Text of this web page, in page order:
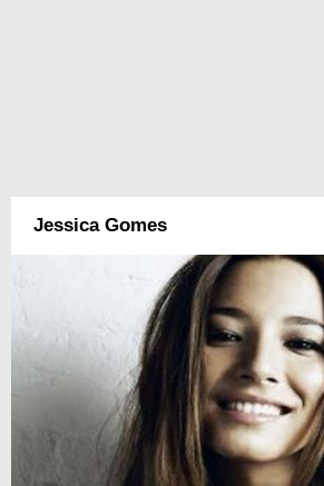
Jessica Gomes